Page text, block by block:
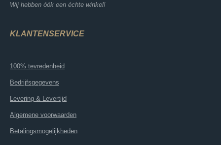
Wij hebben óók een échte winkel!
KLANTENSERVICE
100% tevredenheid
Bedrijfsgegevens
Levering & Levertijd
Algemene voorwaarden
Betalingsmogelijkheden